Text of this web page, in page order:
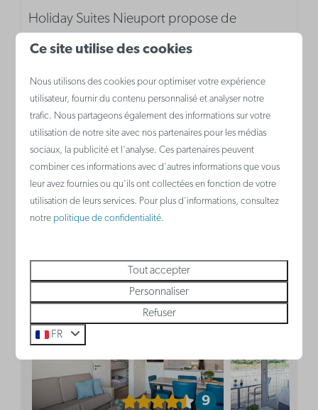
Holiday Suites Nieuport propose de
nouvelles locations de vacances avec
nécessaire, non loin de la plage et port.
Piscine intérieure
Terrain de jeu
Parking | Payant
Stationnement de vélos
9
Ce site utilise des cookies
Nous utilisons des cookies pour optimiser votre expérience
utilisateur, fournir du contenu personnalisé et analyser notre
trafic. Nous partageons également des informations sur votre
utilisation de notre site avec nos partenaires pour les médias
sociaux, la publicité et l'analyse. Ces partenaires peuvent
combiner ces informations avec d'autres informations que vous
leur avez fournies ou qu'ils ont collectées en fonction de votre
utilisation de leurs services. Pour plus d'informations, consultez
notre politique de confidentialité.
Tout accepter
Personnaliser
Refuser
FR